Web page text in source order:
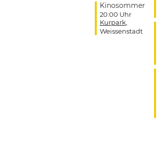
Kinosommer
20:00 Uhr
Kurpark
Weissenstadt